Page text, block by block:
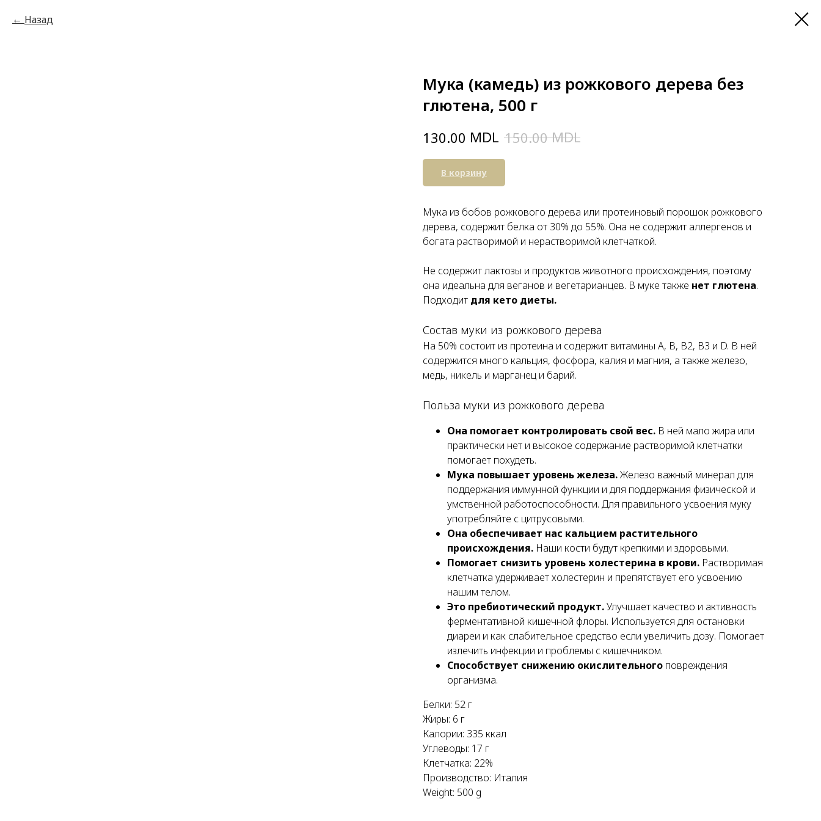
Назад
Мука (камедь) из рожкового дерева без
глютена, 500 г
130.00 MDL 150.00 MDL
В корзину
Мука из бобов рожкового дерева или протеиновый порошок рожкового
дерева, содержит белка от 30% до 55%. Она не содержит аллергенов и
богата растворимой и нерастворимой клетчаткой.
Не содержит лактозы и продуктов животного происхождения, поэтому
она идеальна для веганов и вегетарианцев. В муке также нет глютена.
Подходит для кето диеты.
Состав муки из рожкового дерева
На 50% состоит из протеина и содержит витамины А, В, В2, В3 и D. В ней
содержится много кальция, фосфора, калия и магния, а также железо,
медь, никель и марганец и барий.
Польза муки из рожкового дерева
Она помогает контролировать свой вес. В ней мало жира или
практически нет и высокое содержание растворимой клетчатки
помогает похудеть.
Мука повышает уровень железа.Железо важный минерал для
поддержания иммунной функции и для поддержания физической и
умственной работоспособности. Для правильного усвоения муку
употребляйте с цитрусовыми.
Она обеспечивает нас кальцием растительного
происхождения. Наши кости будут крепкими и здоровыми.
Помогает снизить уровень холестерина в крови. Растворимая
клетчатка удерживает холестерин и препятствует его усвоению
нашим телом.
Это пребиотический продукт.Улучшает качество и активность
ферментативной кишечной флоры. Используется для остановки
диареи и как слабительное средство если увеличить дозу. Помогает
излечить инфекции и проблемы с кишечником.
Способствует снижению окислительного повреждения
организма.
Белки: 52 г
Жиры: 6 г
Калории: 335 ккал
Углеводы: 17 г
Клетчатка: 22%
Производство: Италия
Weight: 500 g